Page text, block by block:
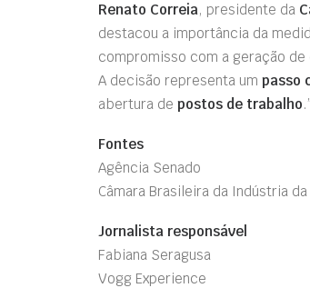
Renato Correia, presidente da
destacou a importância da
compromisso com a geração
A decisão representa um passo
abertura de postos de trabalho.”
Fontes
Agência Senado
Câmara Brasileira da Indústria
Jornalista responsável
Fabiana Seragusa
Vogg Experience